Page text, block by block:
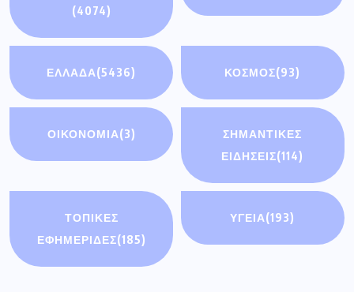
(4074)
ΕΛΛΑΔΑ(5436) ΚΟΣΜΟΣ(93)
ΟΙΚΟΝΟΜΊΑ(3)
ΣΗΜΑΝΤΙΚΈΣ
ΕΙΔΉΣΕΙΣ(114)
ΤΟΠΙΚΕΣ
ΕΦΗΜΕΡΙΔΕΣ(185)
ΥΓΕΙΑ(193)